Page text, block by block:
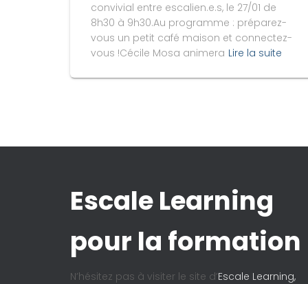
convivial entre escalien.e.s, le 27/01 de
8h30 à 9h30.Au programme : préparez-
vous un petit café maison et connectez-
vous !Cécile Mosa animera Lire la suite
Escale Learning
pour la formation
N’hésitez pas à visiter le site d’Escale Learning,